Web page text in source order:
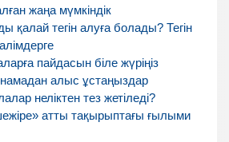
жаңа мүмкіндік
қалай тегін алуға болады? Тегін
пайдасын біле жүріңіз
алыс ұстаңыздар
неліктен тез жетіледі?
атты тақырыптағы ғылыми